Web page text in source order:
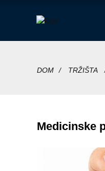
DOM TRŽIŠTA
Medicinske